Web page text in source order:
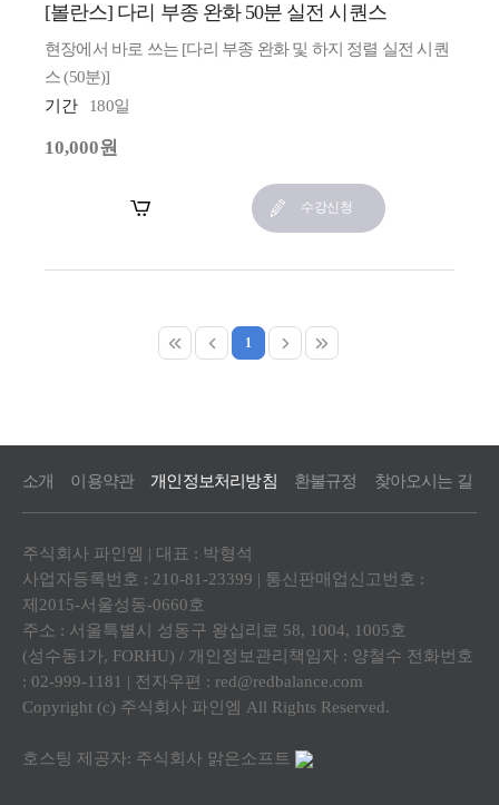
[볼란스] 다리 부종 완화 50분 실전 시퀀스
현장에서 바로 쓰는 [다리 부종 완화 및 하지 정렬 실전 시퀀
스 (50분)]
기간
180일
10,000원
수강신청
1
소개 이용약관 개인정보처리방침 환불규정 찾아오시는 길
주식회사 파인엠 | 대표 : 박형석
사업자등록번호 : 210-81-23399 | 통신판매업신고번호 :
제2015-서울성동-0660호
주소 : 서울특별시 성동구 왕십리로 58, 1004, 1005호
(성수동1가, FORHU) / 개인정보관리책임자 : 양철수 전화번호
: 02-999-1181 | 전자우편 : red@redbalance.com
Copyright (c) 주식회사 파인엠 All Rights Reserved.
호스팅 제공자: 주식회사 맑은소프트